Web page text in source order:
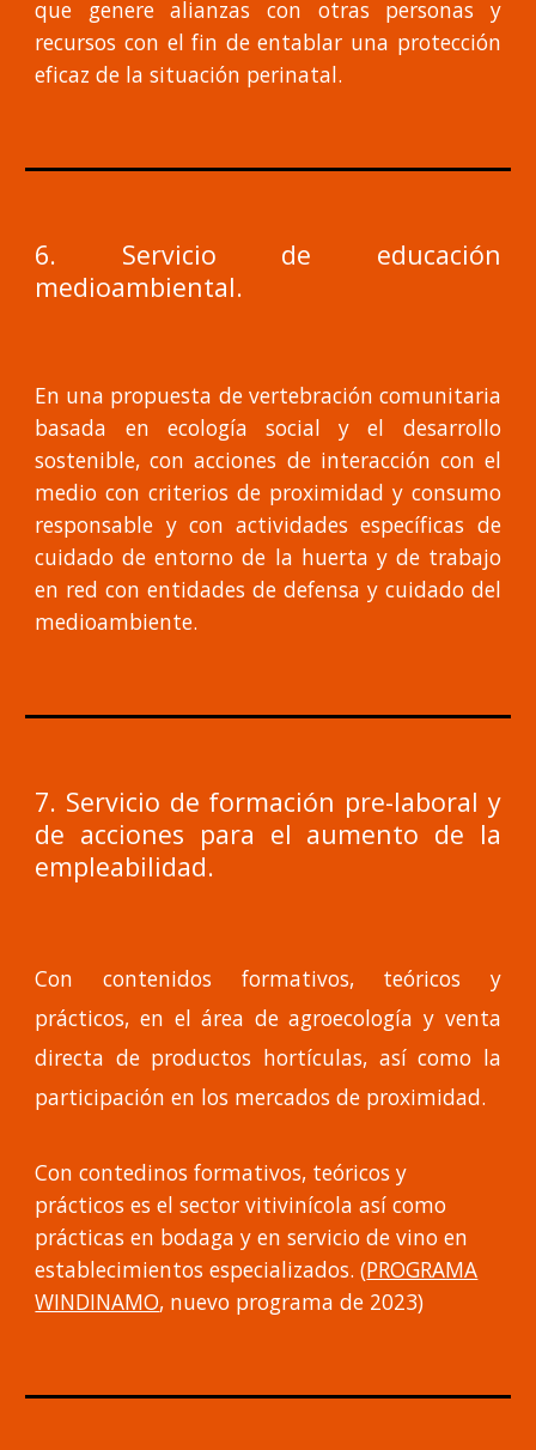
que genere alianzas con otras personas y
recursos con el fin de entablar una protección
eficaz de la situación perinatal.
6. Servicio de educación
medioambiental.
En una propuesta de vertebración comunitaria
basada en ecología social y el desarrollo
sostenible, con acciones de interacción con el
medio con criterios de proximidad y consumo
responsable y con actividades específicas de
cuidado de entorno de la huerta y de trabajo
en red con entidades de defensa y cuidado del
medioambiente.
7. Servicio de formación pre-laboral y
de acciones para el aumento de la
empleabilidad.
Con contenidos formativos, teóricos y
prácticos, en el área de agroecología y venta
directa de productos hortículas, así como la
participación en los mercados de proximidad.
Con contedinos formativos, teóricos y
prácticos es el sector vitivinícola así como
prácticas en bodaga y en servicio de vino en
establecimientos especializados. (PROGRAMA
WINDINAMO, nuevo programa de 2023)